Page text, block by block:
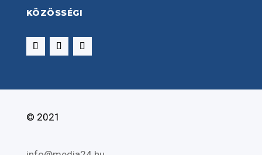
KÖZÖSSÉGI
© 2021